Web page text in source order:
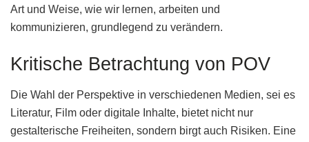
Art und Weise, wie wir lernen, arbeiten und
kommunizieren, grundlegend zu verändern.
Kritische Betrachtung von POV
Die Wahl der Perspektive in verschiedenen Medien, sei es
Literatur, Film oder digitale Inhalte, bietet nicht nur
gestalterische Freiheiten, sondern birgt auch Risiken. Eine